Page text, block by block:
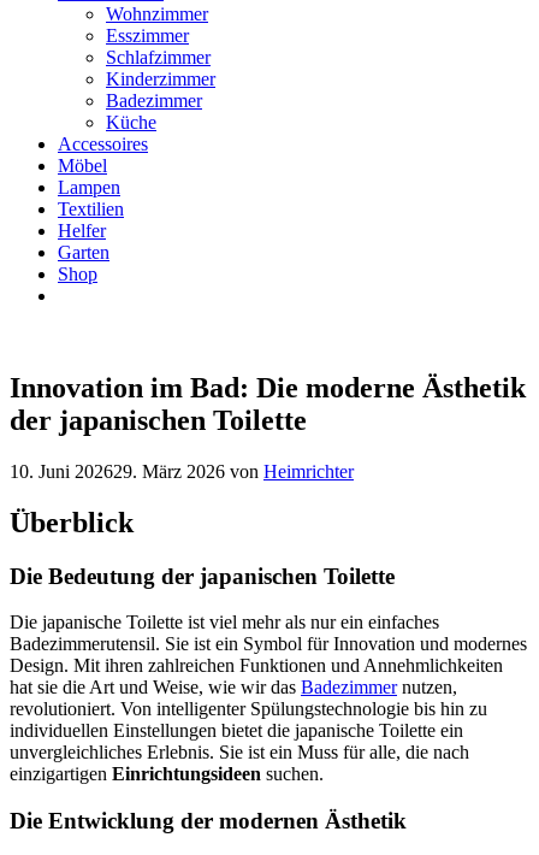
Wohnzimmer
Esszimmer
Schlafzimmer
Kinderzimmer
Badezimmer
Küche
Accessoires
Möbel
Lampen
Textilien
Helfer
Garten
Shop
Innovation im Bad: Die moderne Ästhetik
der japanischen Toilette
10. Juni 202629. März 2026 von Heimrichter
Überblick
Die Bedeutung der japanischen Toilette
Die japanische Toilette ist viel mehr als nur ein einfaches
Badezimmerutensil. Sie ist ein Symbol für Innovation und modernes
Design. Mit ihren zahlreichen Funktionen und Annehmlichkeiten
hat sie die Art und Weise, wie wir das Badezimmernutzen,
revolutioniert. Von intelligenter Spülungstechnologie bis hin zu
individuellen Einstellungen bietet die japanische Toilette ein
unvergleichliches Erlebnis. Sie ist ein Muss für alle, die nach
einzigartigen Einrichtungsideen suchen.
Die Entwicklung der modernen Ästhetik